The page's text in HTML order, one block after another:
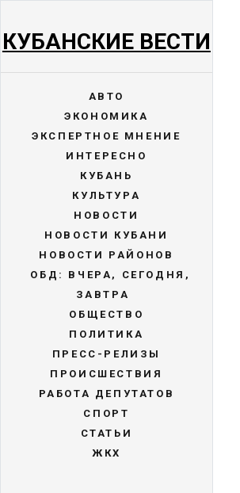
КУБАНСКИЕ ВЕСТИ
АВТО
ЭКОНОМИКА
ЭКСПЕРТНОЕ МНЕНИЕ
ИНТЕРЕСНО
КУБАНЬ
КУЛЬТУРА
НОВОСТИ
НОВОСТИ КУБАНИ
НОВОСТИ РАЙОНОВ
ОБД: ВЧЕРА, СЕГОДНЯ,
ЗАВТРА
ОБЩЕСТВО
ПОЛИТИКА
ПРЕСС-РЕЛИЗЫ
ПРОИСШЕСТВИЯ
РАБОТА ДЕПУТАТОВ
СПОРТ
СТАТЬИ
ЖКХ